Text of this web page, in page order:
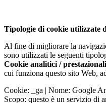
Tipologie di cookie utilizzate
Al fine di migliorare la
sono utilizzati le seguenti
Cookie analitici /
cui funziona questo sito Web,
Cookie: _ga | Nome: Google
Scopo: questo è un servizio di